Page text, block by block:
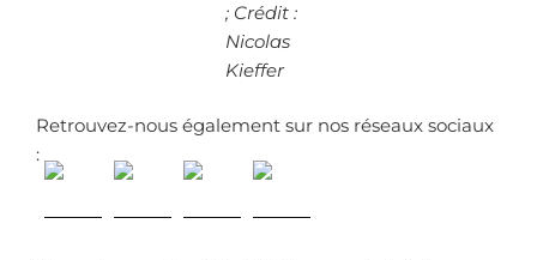
; Crédit :
Nicolas
Kieffer
Retrouvez-nous également sur nos réseaux sociaux
: